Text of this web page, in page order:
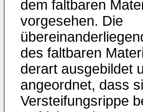
dem faltbaren
vorgesehen. Die
des faltbaren
derart ausgebildet
angeordnet, dass
Versteifungsrippe